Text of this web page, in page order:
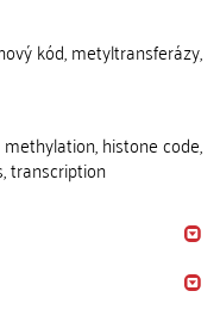
kód, metyltransferázy,
histone code,
transcription